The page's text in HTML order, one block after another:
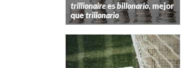
trillionaireesbillonario, mejor
quetrillonario